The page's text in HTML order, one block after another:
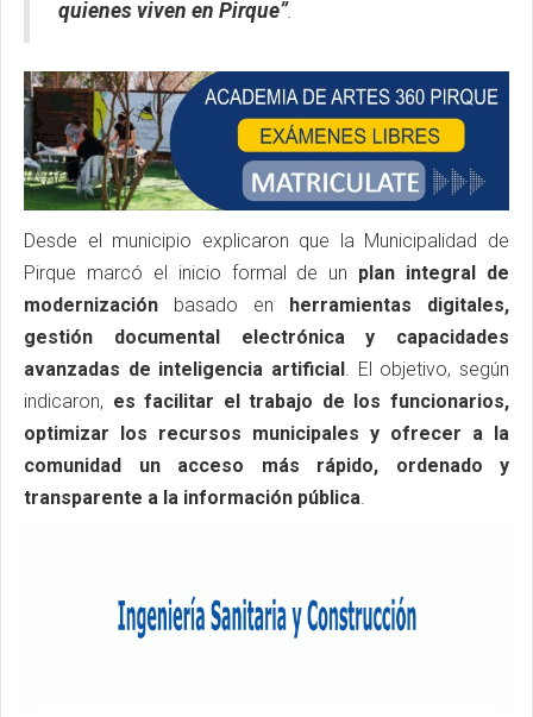
quienes viven en Pirque”.
Desde el municipio explicaron que la Municipalidad de
Pirque marcó el inicio formal de un plan integral de
modernización basado en herramientas digitales,
gestión documental electrónica y capacidades
avanzadas de inteligencia artificial. El objetivo, según
indicaron, es facilitar el trabajo de los funcionarios,
optimizar los recursos municipales y ofrecer a la
comunidad un acceso más rápido, ordenado y
transparente a la información pública.